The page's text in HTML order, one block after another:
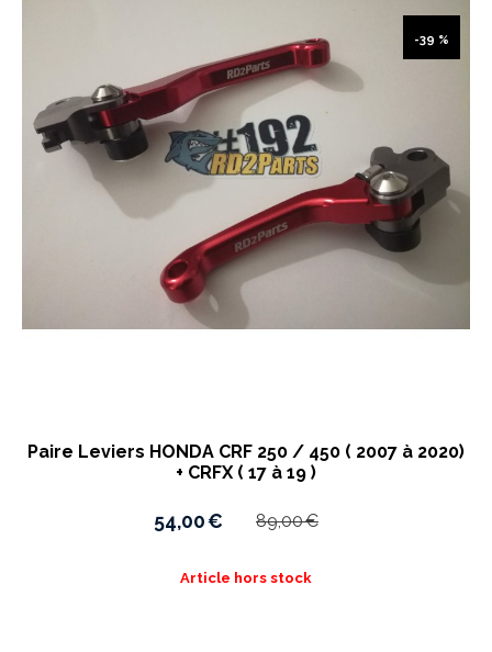
-39 %
Paire Leviers HONDA CRF 250 / 450 ( 2007 à 2020)
+ CRFX ( 17 à 19 )
54,00€ 89,00€
Article hors stock